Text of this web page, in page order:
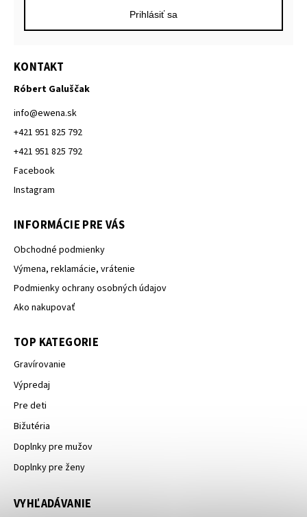
Prihlásiť sa
KONTAKT
Róbert Galuščak
info@ewena.sk
+421 951 825 792
+421 951 825 792
Facebook
Instagram
INFORMÁCIE PRE VÁS
Obchodné podmienky
Výmena, reklamácie, vrátenie
Podmienky ochrany osobných údajov
Ako nakupovať
TOP KATEGORIE
Gravírovanie
Výpredaj
Pre deti
Bižutéria
Doplnky pre mužov
Doplnky pre ženy
VYHĽADÁVANIE